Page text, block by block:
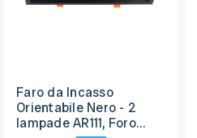
Faro da Incasso
Orientabile Nero - 2
lampade AR111, Foro